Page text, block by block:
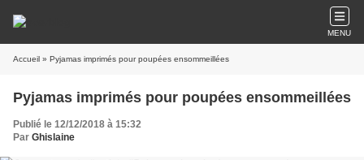
MENU
Accueil » Pyjamas imprimés pour poupées ensommeillées
Pyjamas imprimés pour poupées ensommeillées
Publié le 12/12/2018 à 15:32
Par Ghislaine